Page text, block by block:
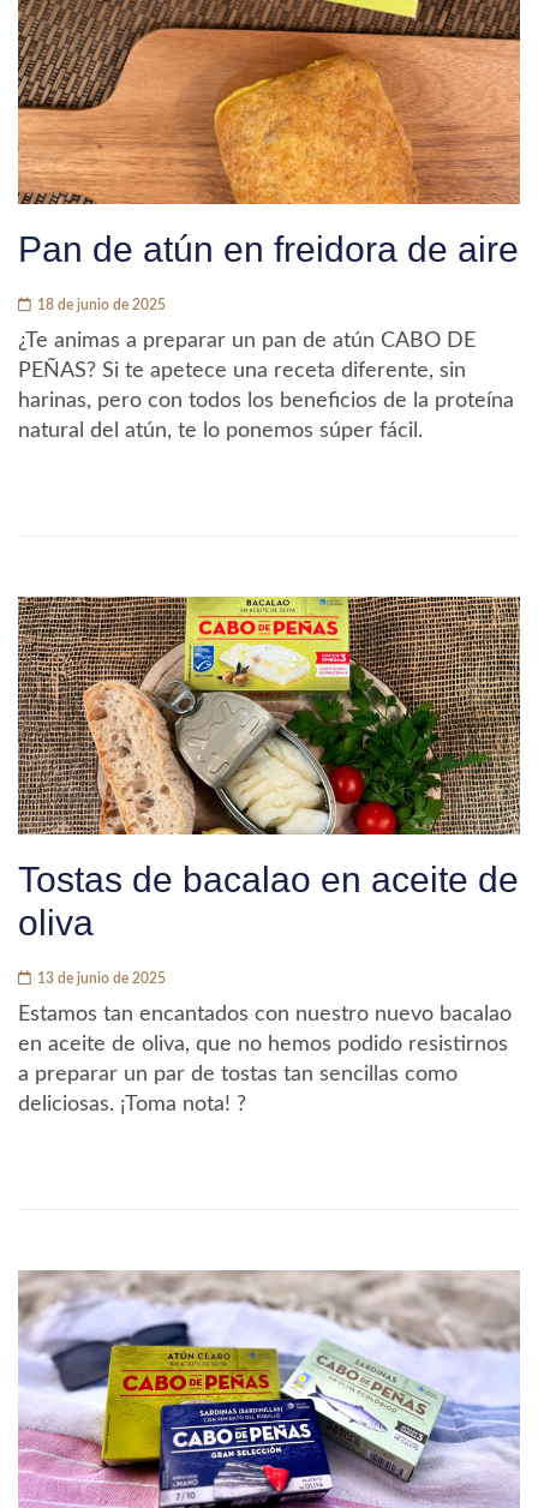
Pan de atún en freidora de aire
18 de junio de 2025
¿Te animas a preparar un pan de atún CABO DE
PEÑAS? Si te apetece una receta diferente, sin
harinas, pero con todos los beneficios de la proteína
natural del atún, te lo ponemos súper fácil.
Tostas de bacalao en aceite de
oliva
13 de junio de 2025
Estamos tan encantados con nuestro nuevo bacalao
en aceite de oliva, que no hemos podido resistirnos
a preparar un par de tostas tan sencillas como
deliciosas. ¡Toma nota! ?️